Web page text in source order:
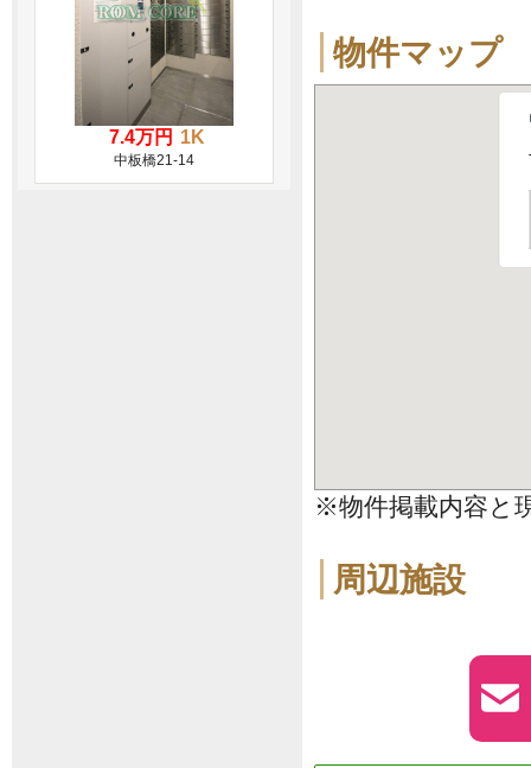
物件マップ
※物件掲載内容と
周辺施設
7.4万円 1K
中板橋21-14